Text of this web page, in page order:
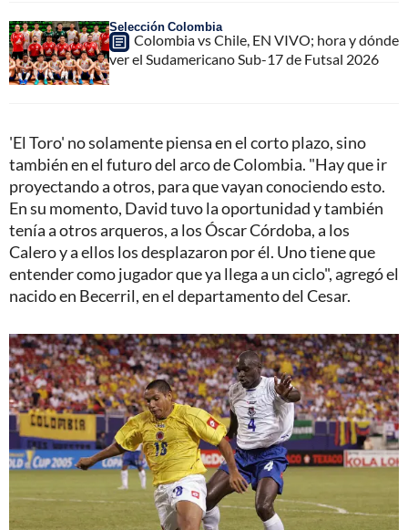
Selección Colombia
Colombia vs Chile, EN VIVO; hora y dónde
ver el Sudamericano Sub-17 de Futsal 2026
'El Toro' no solamente piensa en el corto plazo, sino
también en el futuro del arco de Colombia. "Hay que ir
proyectando a otros, para que vayan conociendo esto.
En su momento, David tuvo la oportunidad y también
tenía a otros arqueros, a los Óscar Córdoba, a los
Calero y a ellos los desplazaron por él. Uno tiene que
entender como jugador que ya llega a un ciclo", agregó el
nacido en Becerril, en el departamento del Cesar.